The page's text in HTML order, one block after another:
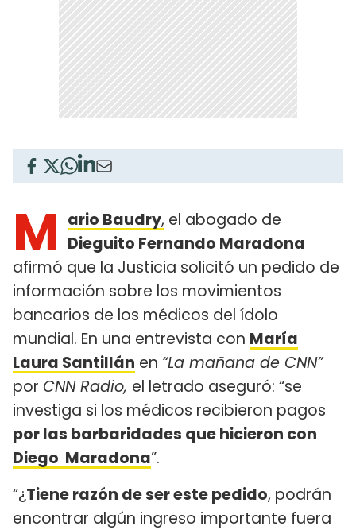
M ario Baudry, el abogado de
Dieguito Fernando Maradona
afirmó que la Justicia solicitó un pedido de
información sobre los movimientos
bancarios de los médicos del ídolo
mundial. En una entrevista con María
Laura Santillán en “La mañana de CNN”
por CNN Radio, el letrado aseguró: “se
investiga si los médicos recibieron pagos
por las barbaridades que hicieron con
Diego Maradona”.
“¿Tiene razón de ser este pedido, podrán
encontrar algún ingreso importante fuera